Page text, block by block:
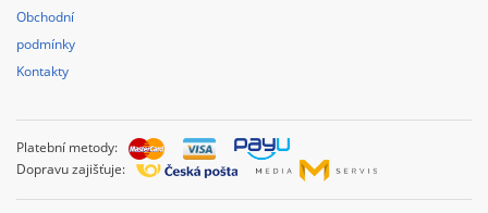
Obchodní
podmínky
Kontakty
Platební metody:
Dopravu zajišťuje: